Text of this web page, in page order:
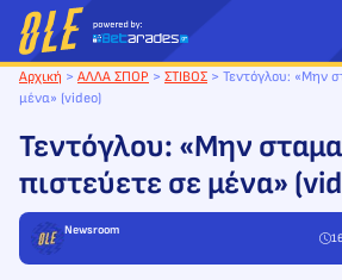
Μετάβαση
στο
περιεχόμενο
Αρχική > ΑΛΛΑ ΣΠΟΡ > ΣΤΙΒΟΣ > Τεντόγλου: «Μην
μένα» (video)
Τεντόγλου: «Μην
πιστεύετε σε μένα»
Newsroom